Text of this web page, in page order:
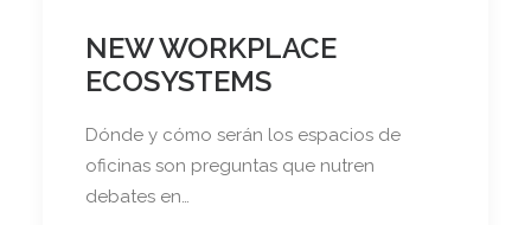
NEW WORKPLACE
ECOSYSTEMS
Dónde y cómo serán los espacios de
oficinas son preguntas que nutren
debates en…